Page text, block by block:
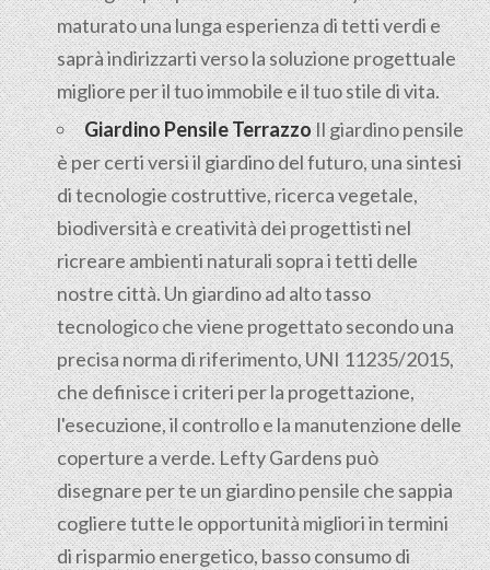
maturato una lunga esperienza di tetti verdi e
saprà indirizzarti verso la soluzione progettuale
migliore per il tuo immobile e il tuo stile di vita.
Giardino Pensile TerrazzoIl giardino pensile
è per certi versi il giardino del futuro, una sintesi
di tecnologie costruttive, ricerca vegetale,
biodiversità e creatività dei progettisti nel
ricreare ambienti naturali sopra i tetti delle
nostre città. Un giardino ad alto tasso
tecnologico che viene progettato secondo una
precisa norma di riferimento, UNI 11235/2015,
che definisce i criteri per la progettazione,
l'esecuzione, il controllo e la manutenzione delle
coperture a verde. Lefty Gardens può
disegnare per te un giardino pensile che sappia
cogliere tutte le opportunità migliori in termini
di risparmio energetico, basso consumo di